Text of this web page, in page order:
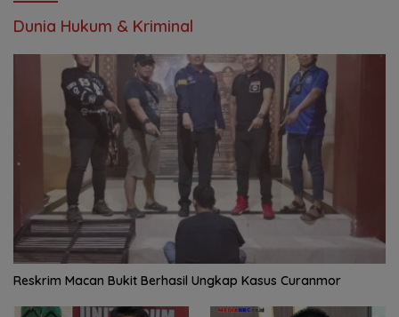
Dunia Hukum & Kriminal
Reskrim Macan Bukit Berhasil Ungkap Kasus Curanmor